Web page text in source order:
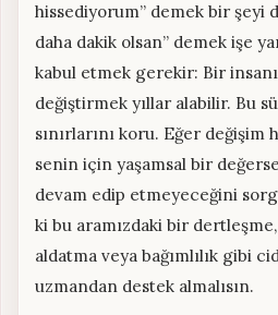
hissediyorum” demek bir şeyi
daha dakik olsan” demek işe
kabul etmek gerekir: Bir
değiştirmek yıllar alabilir. Bu
sınırlarını koru. Eğer
senin için yaşamsal bir
devam edip etmeyeceğini
ki bu aramızdaki bir
aldatma veya bağımlılık gibi
uzmandan destek almalısın.